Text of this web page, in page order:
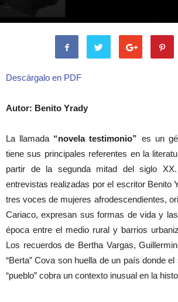
Descárgalo en PDF
Autor: Benito Yrady
La llamada “novela testimonio” es un
tiene sus principales referentes en la
partir de la segunda mitad del siglo
entrevistas realizadas por el escritor Benito
tres voces de mujeres afrodescendientes,
Cariaco, expresan sus formas de vida y
época entre el medio rural y barrios
Los recuerdos de Bertha Vargas,
“Berta” Cova son huella de un país donde
“pueblo” cobra un contexto inusual en la